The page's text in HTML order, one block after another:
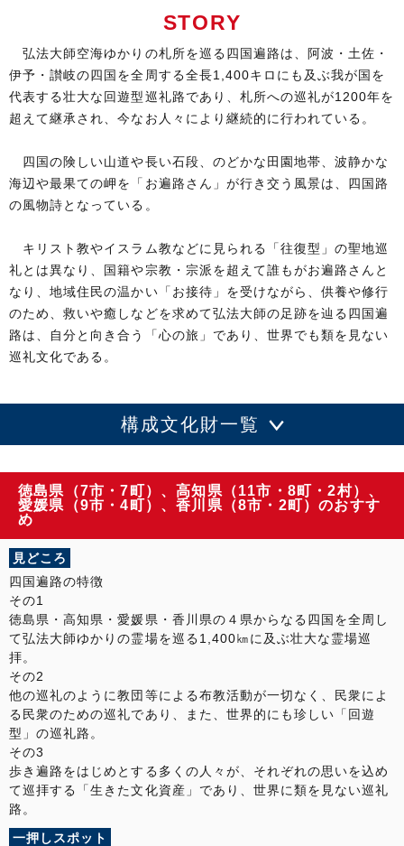
STORY
弘法大師空海ゆかりの札所を巡る四国遍路は、阿波・土佐・
伊予・讃岐の四国を全周する全長1,400キロにも及ぶ我が国を
代表する壮大な回遊型巡礼路であり、札所への巡礼が1200年を
超えて継承され、今なお人々により継続的に行われている。
四国の険しい山道や長い石段、のどかな田園地帯、波静かな
海辺や最果ての岬を「お遍路さん」が行き交う風景は、四国路
の風物詩となっている。
キリスト教やイスラム教などに見られる「往復型」の聖地巡
礼とは異なり、国籍や宗教・宗派を超えて誰もがお遍路さんと
なり、地域住民の温かい「お接待」を受けながら、供養や修行
のため、救いや癒しなどを求めて弘法大師の足跡を辿る四国遍
路は、自分と向き合う「心の旅」であり、世界でも類を見ない
巡礼文化である。
構成文化財一覧
香川県さぬき市
文化財の名称 大窪寺
指定等の状況 未指定
文化財の所在地 香川県さぬき市
文化財の名称 阿波遍路道
文化財の所在地 徳島県
文化財の名称 土佐遍路道
指定等の状況
文化財の名称 伊予遍路道
指定等の状況 一部史跡指定
文化財の所在地
文化財の名称 讃岐遍路道
指定等の状況
徳島県（7市・7町）、高知県（11市・8町・2村）、
愛媛県（9市・4町）、香川県（8市・2町）のおすす
め
見どころ
四国遍路の特徴
その1
徳島県・高知県・愛媛県・香川県の４県からなる四国を全周し
て弘法大師ゆかりの霊場を巡る1,400㎞に及ぶ壮大な霊場巡
拝。
その2
他の巡礼のように教団等による布教活動が一切なく、民衆によ
る民衆のための巡礼であり、また、世界的にも珍しい「回遊
型」の巡礼路。
その3
歩き遍路をはじめとする多くの人々が、それぞれの思いを込め
て巡拝する「生きた文化資産」であり、世界に類を見ない巡礼
路。
一押しスポット